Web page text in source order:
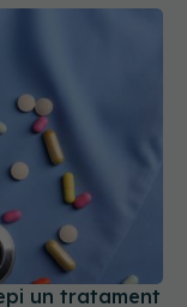
un tratament